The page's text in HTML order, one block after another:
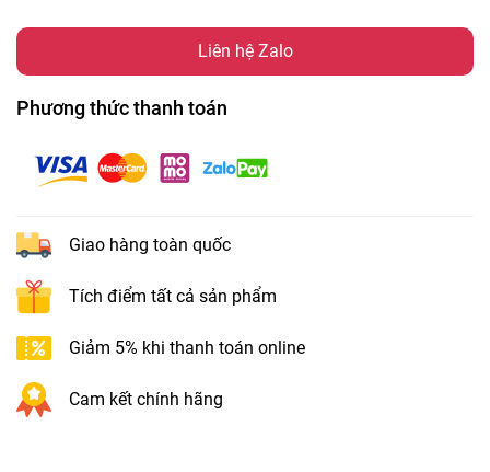
Liên hệ Zalo
Phương thức thanh toán
Giao hàng toàn quốc
Tích điểm tất cả sản phẩm
Giảm 5% khi thanh toán online
Cam kết chính hãng